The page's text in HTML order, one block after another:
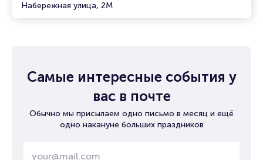
Набережная улица, 2М
Самые интересные события у
вас в почте
Обычно мы присылаем одно письмо в месяц и ещё
одно накануне больших праздников